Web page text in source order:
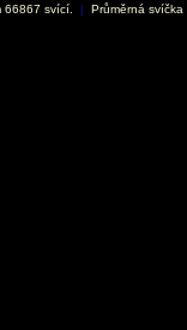
66867 svící. | Průměrná